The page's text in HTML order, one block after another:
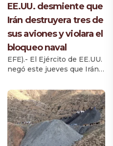
EE.UU. desmiente que
Irán destruyera tres de
sus aviones y violara el
bloqueo naval
EFE).- El Ejército de EE.UU.
negó este jueves que Irán
aviones caza F-35 en un
ataque a una base aérea de
Jordania, y que un
petrolero haya violado el
bloqueo naval a los puertos
iraníes, como han